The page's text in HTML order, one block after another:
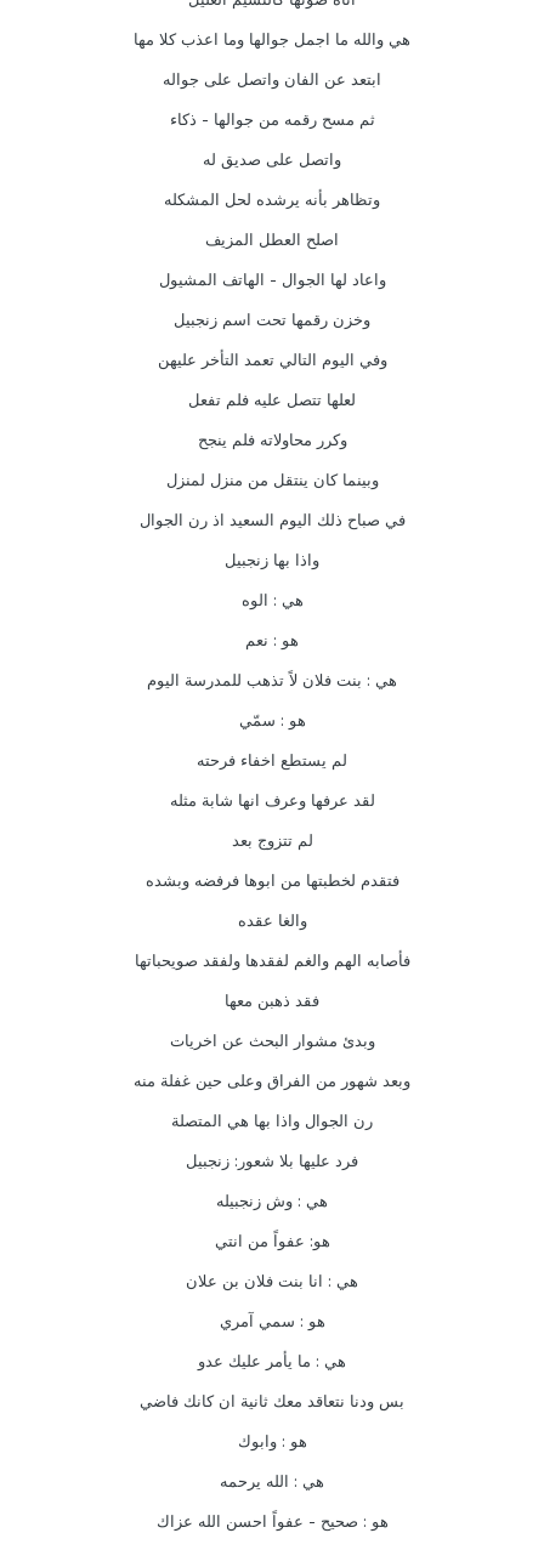
هي والله ما اجمل جوالها وما اعذب كلا مها
ابتعد عن الفان واتصل على جواله
ثم مسح رقمه من جوالها - ذكاء
واتصل على صديق له
وتظاهر بأنه يرشده لحل المشكله
اصلح العطل المزيف
واعاد لها الجوال - الهاتف المشيول
وخزن رقمها تحت اسم زنجبيل
وفي اليوم التالي تعمد التأخر عليهن
لعلها تتصل عليه فلم تفعل
وكرر محاولاته فلم ينجح
وبينما كان ينتقل من منزل لمنزل
في صباح ذلك اليوم السعيد اذ رن الجوال
واذا بها زنجبيل
هي : الوه
هو : نعم
هي : بنت فلان لاً تذهب للمدرسة اليوم
هو : سمّي
لم يستطع اخفاء فرحته
لقد عرفها وعرف انها شابة مثله
لم تتزوج بعد
فتقدم لخطبتها من ابوها فرفضه وبشده
والغا عقده
فأصابه الهم والغم لفقدها ولفقد صويحباتها
فقد ذهبن معها
وبدئ مشوار البحث عن اخريات
وبعد شهور من الفراق وعلى حين غفلة منه
رن الجوال واذا بها هي المتصلة
فرد عليها بلا شعور: زنجبيل
هي : وش زنجبيله
هو: عفواً من انتي
هي : انا بنت فلان بن علان
هو : سمي آمري
هي : ما يأمر عليك عدو
بس ودنا نتعاقد معك ثانية ان كانك فاضي
هو : وابوك
هي : الله يرحمه
هو : صحيح - عفواً احسن الله عزاك